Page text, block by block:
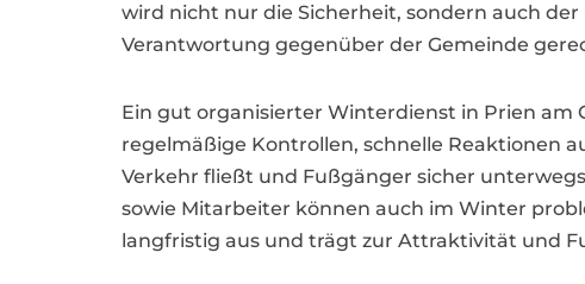
wird nicht nur die Sicherheit, sondern auch
Verantwortung gegenüber der Gemeinde
Ein gut organisierter Winterdienst in Prien
regelmäßige Kontrollen, schnelle Reaktionen
Verkehr fließt und Fußgänger sicher
sowie Mitarbeiter können auch im Winter
langfristig aus und trägt zur Attraktivität und